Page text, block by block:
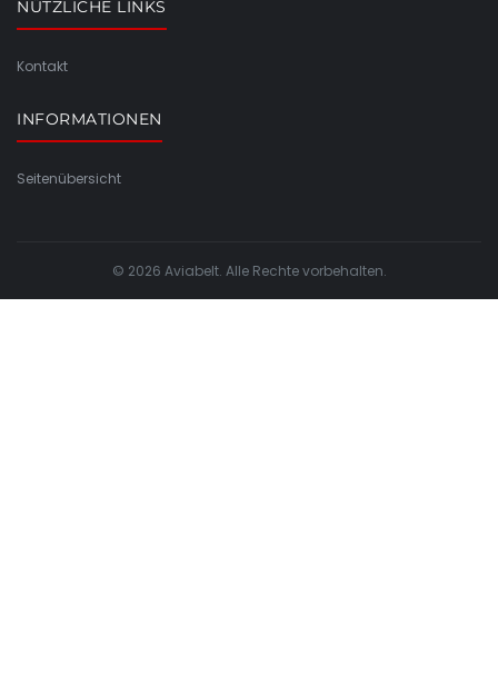
NÜTZLICHE LINKS
Kontakt
INFORMATIONEN
Seitenübersicht
© 2026 Aviabelt. Alle Rechte vorbehalten.